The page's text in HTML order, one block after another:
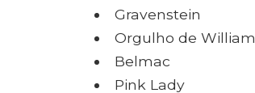
Gravenstein
Orgulho de William
Belmac
Pink Lady